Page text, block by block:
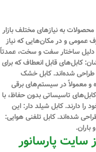
به نیازهای مختلف بازار
و در مکان‌هایی که نیاز
دلیل ساختار سفت و سخت، عمدتاً
کابل‌های قابل انعطاف که برای
شده‌اند. کابل خشک
و معمولاً در سیستم‌های برقی
تاسیساتی بدون حفاظ، با
دارند. کابل شیلد دار: این
شده‌اند. کابل تلفنی هوایی:
پارسانور